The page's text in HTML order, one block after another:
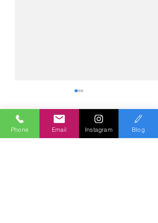
コメント
Phone Email Instagram Blog